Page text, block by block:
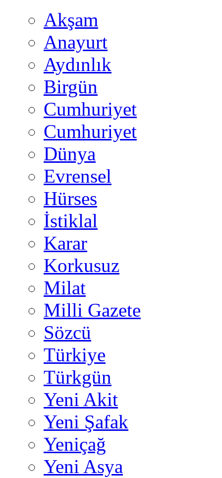
Akşam
Anayurt
Aydınlık
Birgün
Cumhuriyet
Cumhuriyet
Dünya
Evrensel
Hürses
İstiklal
Karar
Korkusuz
Milat
Milli Gazete
Sözcü
Türkiye
Türkgün
Yeni Akit
Yeni Şafak
Yeniçağ
Yeni Asya